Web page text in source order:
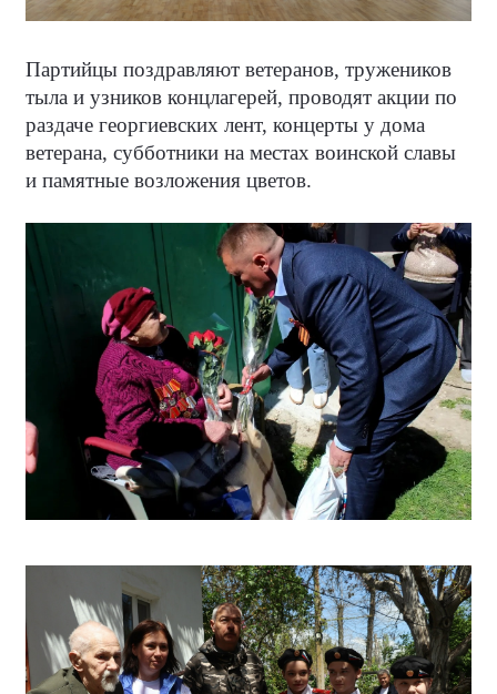
Партийцы поздравляют ветеранов, тружеников
тыла и узников концлагерей, проводят акции по
раздаче георгиевских лент, концерты у дома
ветерана, субботники на местах воинской славы
и памятные возложения цветов.